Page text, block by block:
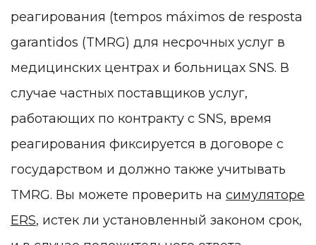
реагирования (tempos máximos de resposta
garantidos (TMRG) для несрочных услуг в
медицинских центрах и больницах SNS. В
случае частных поставщиков услуг,
работающих по контракту с SNS, время
реагирования фиксируется в договоре с
государством и должно также учитывать
TMRG. Вы можете проверить на симуляторе
ERS, истек ли установленный законом срок,